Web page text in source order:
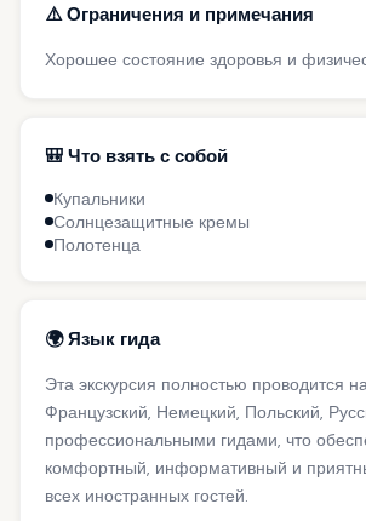
⚠️ Ограничения и примечания
Хорошее состояние здоровья и
🎒 Что взять с собой
Купальники
Солнцезащитные кремы
Полотенца
🌍 Язык гида
Эта экскурсия полностью проводится
Французский, Немецкий, Польский,
профессиональными гидами, что
комфортный, информативный и
всех иностранных гостей.